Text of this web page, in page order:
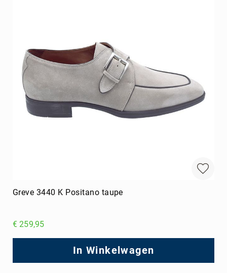
Greve 3440 K Positano taupe
€ 259,95
In Winkelwagen